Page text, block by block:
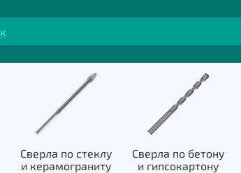
Сверла по стеклу
и керамограниту
Сверла по бетону
и гипсокартону